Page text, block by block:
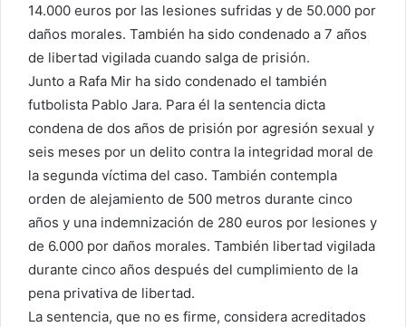
14.000 euros por las lesiones sufridas y de 50.000 por
daños morales. También ha sido condenado a 7 años
de libertad vigilada cuando salga de prisión.
Junto a Rafa Mir ha sido condenado el también
futbolista Pablo Jara. Para él la sentencia dicta
condena de dos años de prisión por agresión sexual y
seis meses por un delito contra la integridad moral de
la segunda víctima del caso. También contempla
orden de alejamiento de 500 metros durante cinco
años y una indemnización de 280 euros por lesiones y
de 6.000 por daños morales. También libertad vigilada
durante cinco años después del cumplimiento de la
pena privativa de libertad.
La sentencia, que no es firme, considera acreditados